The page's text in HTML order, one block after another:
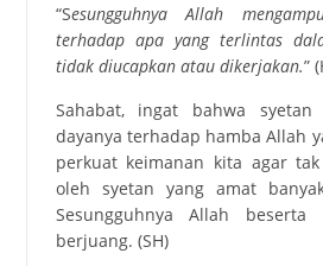
“Sesungguhnya Allah
terhadap apa yang terlintas
tidak diucapkan atau dikerjakan.”
Sahabat, ingat bahwa
dayanya terhadap hamba Allah
perkuat keimanan kita agar
oleh syetan yang amat
Sesungguhnya Allah beserta
berjuang. (SH)